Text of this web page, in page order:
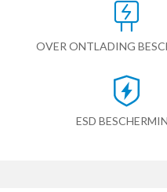
OVER ONTLADING
ESD